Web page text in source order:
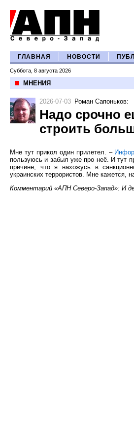
ГЛАВНАЯ НОВОСТИ
Суббота, 8 августа 2026
МНЕНИЯ
2026-07-03 Роман Сапоньков:
Надо срочно
строить
Мне тут прикол один прилетел. –
пользуюсь и забыл уже про неё. И тут
причине, что я нахожусь в
украинских террористов. Мне кажется,
Комментарий «АПН Северо-Запад»: И